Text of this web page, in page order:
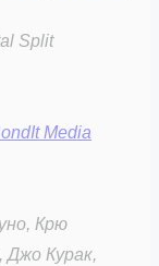
Split
Media
Крю
Джо Курак,